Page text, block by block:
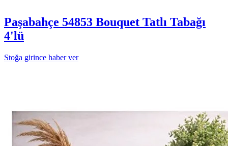
Paşabahçe 54853 Bouquet Tatlı Tabağı
4'lü
Stoğa girince haber ver